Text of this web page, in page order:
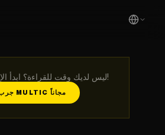
ليس لديك وقت للقراءة؟ ابدأ الإنشاء مباشرة!
جرب MULTIC مجاناً